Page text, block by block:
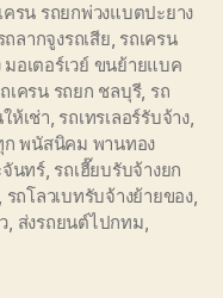
ครน รถยกพ่วงแบตปะยาง
ถลากจูงรถเสีย, รถเครน
อเตอร์เวย์ ขนย้ายแบค
เครน รถยก ชลบุรี, รถ
ห้เช่า, รถเทรเลอร์รับจ้าง,
ก พนัสนิคม พานทอง
จันทร์, รถเฮี๊ยบรับจ้างยก
, รถโลวเบทรับจ้างย้ายของ,
, ส่งรถยนต์ไปกทม,